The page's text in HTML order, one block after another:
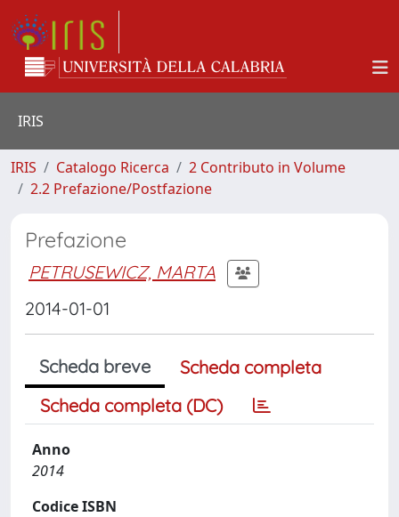
IRIS
IRIS Catalogo Ricerca
2 Contributo in Volume
2.2 Prefazione/Postfazione
Prefazione
PETRUSEWICZ, MARTA
2014-01-01
Scheda breve
Scheda completa
Scheda completa (DC)
Anno
2014
Codice ISBN